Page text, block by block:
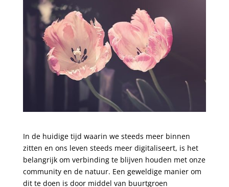
In de huidige tijd waarin we steeds meer binnen
zitten en ons leven steeds meer digitaliseert, is het
belangrijk om verbinding te blijven houden met onze
community en de natuur. Een geweldige manier om
dit te doen is door middel van buurtgroen